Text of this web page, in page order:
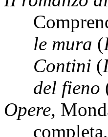
le mura (
Contini (
del fieno
Opere,